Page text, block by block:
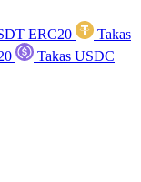
ERC20
Takas
Takas USDC